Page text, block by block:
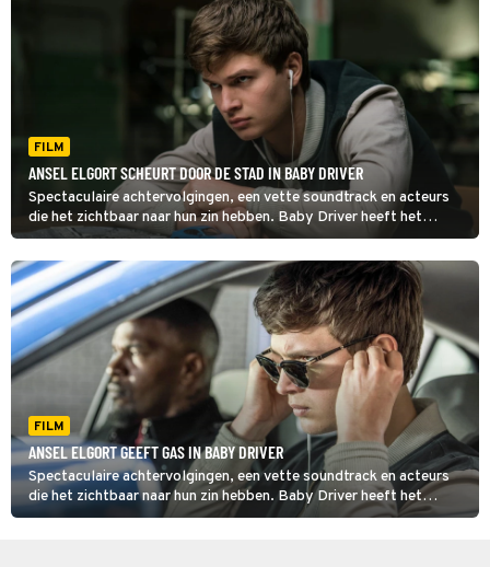
FILM
ANSEL ELGORT SCHEURT DOOR DE STAD IN BABY DRIVER
Spectaculaire achtervolgingen, een vette soundtrack en acteurs
die het zichtbaar naar hun zin hebben. Baby Driver heeft het
allemaal.
FILM
ANSEL ELGORT GEEFT GAS IN BABY DRIVER
Spectaculaire achtervolgingen, een vette soundtrack en acteurs
die het zichtbaar naar hun zin hebben. Baby Driver heeft het
allemaal.